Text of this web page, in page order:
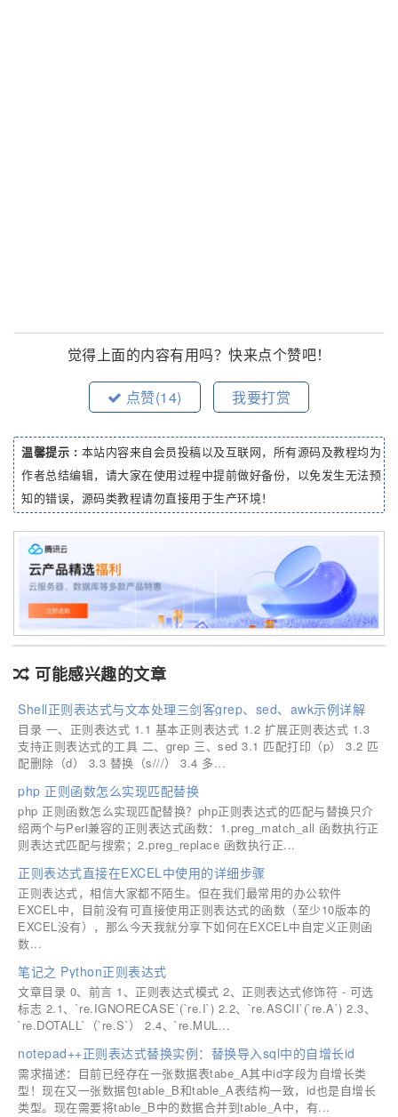
觉得上面的内容有用吗？快来点个赞吧！
点赞(14) 我要打赏
温馨提示 : 本站内容来自会员投稿以及互联网，所有源码及教程均为
作者总结编辑，请大家在使用过程中提前做好备份，以免发生无法预
知的错误，源码类教程请勿直接用于生产环境！
可能感兴趣的文章
Shell正则表达式与文本处理三剑客grep、sed、awk示例详解
目录 一、正则表达式 1.1 基本正则表达式 1.2 扩展正则表达式 1.3
支持正则表达式的工具 二、grep 三、sed 3.1 匹配打印（p） 3.2 匹
配删除（d） 3.3 替换（s///） 3.4 多...
php 正则函数怎么实现匹配替换
php 正则函数怎么实现匹配替换？php正则表达式的匹配与替换只介
绍两个与Perl兼容的正则表达式函数：1.preg_match_all 函数执行正
则表达式匹配与搜索；2.preg_replace 函数执行正...
正则表达式直接在EXCEL中使用的详细步骤
正则表达式，相信大家都不陌生。但在我们最常用的办公软件
EXCEL中，目前没有可直接使用正则表达式的函数（至少10版本的
EXCEL没有），那么今天我就分享下如何在EXCEL中自定义正则函
数...
笔记之 Python正则表达式
文章目录 0、前言 1、正则表达式模式 2、正则表达式修饰符 - 可选
标志 2.1、`re.IGNORECASE`(`re.I`) 2.2、`re.ASCII`(`re.A`) 2.3、
`re.DOTALL`（`re.S`） 2.4、`re.MUL...
notepad++正则表达式替换实例：替换导入sql中的自增长id
需求描述：目前已经存在一张数据表tabe_A其中id字段为自增长类
型！现在又一张数据包table_B和table_A表结构一致，id也是自增长
类型。现在需要将table_B中的数据合并到table_A中，有...